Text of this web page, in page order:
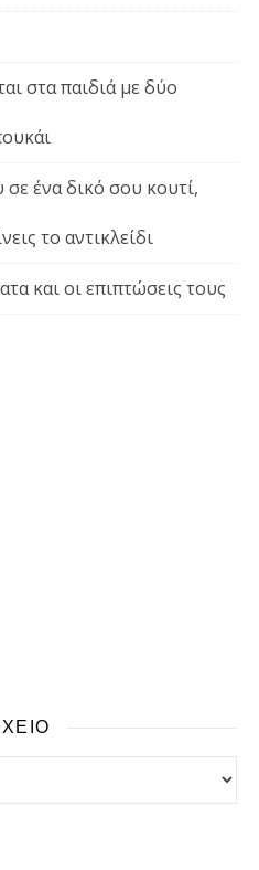
στα παιδιά με δύο
ένα δικό σου κουτί,
το αντικλείδι
και οι επιπτώσεις τους